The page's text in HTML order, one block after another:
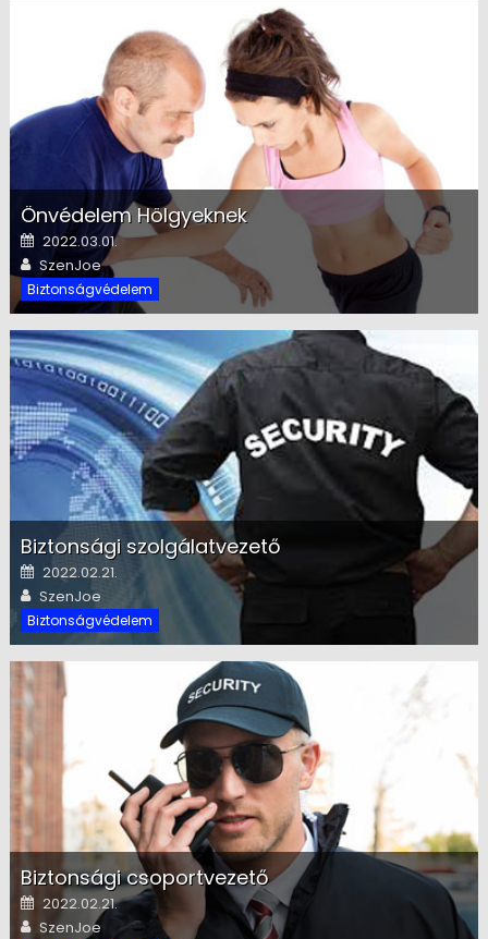
Önvédelem Hölgyeknek
Posted on
2022.03.01.
Author
SzenJoe
Biztonságvédelem
Biztonsági szolgálatvezető
Posted on
2022.02.21.
Author
SzenJoe
Biztonságvédelem
Biztonsági csoportvezető
Posted on
2022.02.21.
Author
SzenJoe